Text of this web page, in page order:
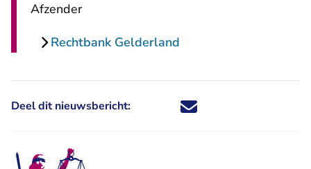
Afzender
Rechtbank Gelderland
Deel dit nieuwsbericht: Deel dit nieuwsbericht via X -
Deel dit nieuwsbericht via
Deel dit nieuwsbericht
Deel dit